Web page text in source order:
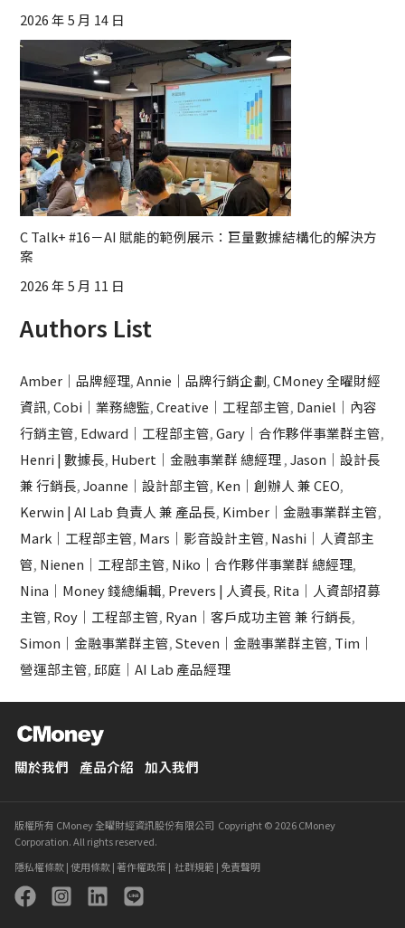
2026 年 5 月 14 日
C Talk+ #16－AI 賦能的範例展示：巨量數據結構化的解決方
案
2026 年 5 月 11 日
Authors List
Amber｜品牌經理,Annie｜品牌行銷企劃,CMoney 全曜財經
資訊,Cobi｜業務總監,Creative｜工程部主管, Daniel｜內容
行銷主管, Edward｜工程部主管,Gary｜合作夥伴事業群主管,
Henri | 數據長, Hubert｜金融事業群 總經理,Jason｜設計長
兼 行銷長,Joanne｜設計部主管, Ken｜創辦人 兼 CEO,
Kerwin | AI Lab 負責人 兼 產品長, Kimber｜金融事業群主管,
Mark｜工程部主管, Mars｜影音設計主管, Nashi｜人資部主
管, Nienen｜工程部主管, Niko｜合作夥伴事業群 總經理,
Nina｜Money 錢總編輯, Prevers | 人資長, Rita｜人資部招募
主管, Roy｜工程部主管, Ryan｜客戶成功主管 兼 行銷長,
Simon｜金融事業群主管,Steven｜金融事業群主管, Tim｜
營運部主管, 邱庭｜AI Lab 產品經理
關於我們 產品介紹 加入我們
版權所有 CMoney 全曜財經資訊股份有限公司 Copyright © 2026 CMoney
Corporation. All rights reserved.
隱私權條款|使用條款| 著作權政策| 社群規範 | 免責聲明